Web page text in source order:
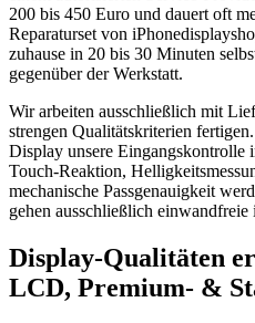
200 bis 450 Euro und dauert oft
Reparaturset von
zuhause in 20 bis 30 Minuten
gegenüber der Werkstatt.
Wir arbeiten ausschließlich mit
strengen Qualitätskriterien
Display unsere Eingangskontrolle
Touch-Reaktion,
mechanische Passgenauigkeit
gehen ausschließlich
Display-Qualitäten
LCD, Premium- &